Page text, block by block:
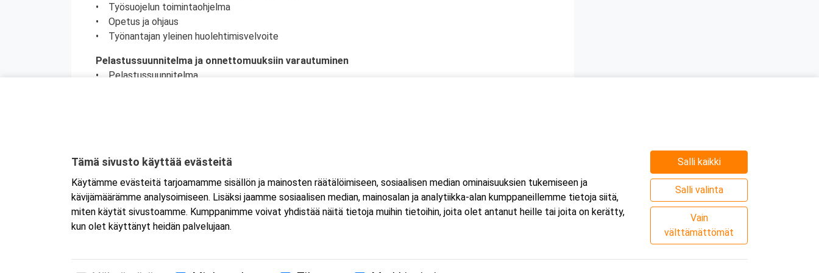
• Työsuojelun toimintaohjelma
• Opetus ja ohjaus
• Työnantajan yleinen huolehtimisvelvoite
Pelastussuunnitelma ja onnettomuuksiin varautuminen
• Pelastussuunnitelma
• Käsisammuttimet: jauhe-, neste-, vaahto-, hiilidioksidisammutin
• Paloposti ja muut sammutusvälineet
• Työpaikan ensiapuvalmius
Tämä sivusto käyttää evästeitä
Käytämme evästeitä tarjoamamme sisällön ja mainosten räätälöimiseen, sosiaalisen median ominaisuuksien tukemiseen ja
kävijämäärämme analysoimiseen. Lisäksi jaamme sosiaalisen median, mainosalan ja analytiikka-alan kumppaneillemme tietoja siitä,
miten käytät sivustoamme. Kumppanimme voivat yhdistää näitä tietoja muihin tietoihin, joita olet antanut heille tai joita on kerätty,
kun olet käyttänyt heidän palvelujaan.
Salli kaikki
Salli valinta
Vain
välttämättömät